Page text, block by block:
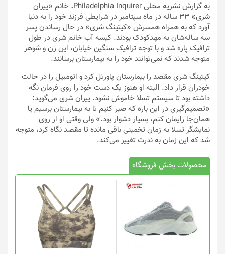
به گزارش نشریه محلی Philadelphia Inquirer، خانم «ییران
شری» ۳۳ ساله در ماه سپتامبر در شرایطی فرزند خود را به دنیا
آورد که به همراه همسرش «کیتینگ شری» در حال رساندن پسر
سه ساله‌شان به مهدکودک بودند. کیسه آب خانم شری در طول
ترافیک پاره شد و با توجه ترافیک سنگین خیابان، این زن و شوهر
متوجه شدند که نمی‌توانند خود را به بیمارستان برسانند.
کیتینگ شری مقصد را بیمارستان پاورتل کرد و اتومبیل را در حالت
خودران قرار داد. البته او هنوز یک دست خود را روی فرمان نگه
داشته بود تا سیستم تسلا خاموش نشود. ییران شری می‌گوید:
«تصمیم‌گیری در این باره که صبر کنیم تا به بیمارستان برسیم یا
همان‌جا زایمان کنم، بسیار دشوار بود.» ولی وقتی او از روی
نمایشگر تسلا به زمان تخمینی باقی مانده تا مقصد نگاه کرد، متوجه
شد که این زمان به ندرت تغییر می‌کند.
محصولات بخش فروشگاه
این
محصول
دارای
انواع
مختلفی
می